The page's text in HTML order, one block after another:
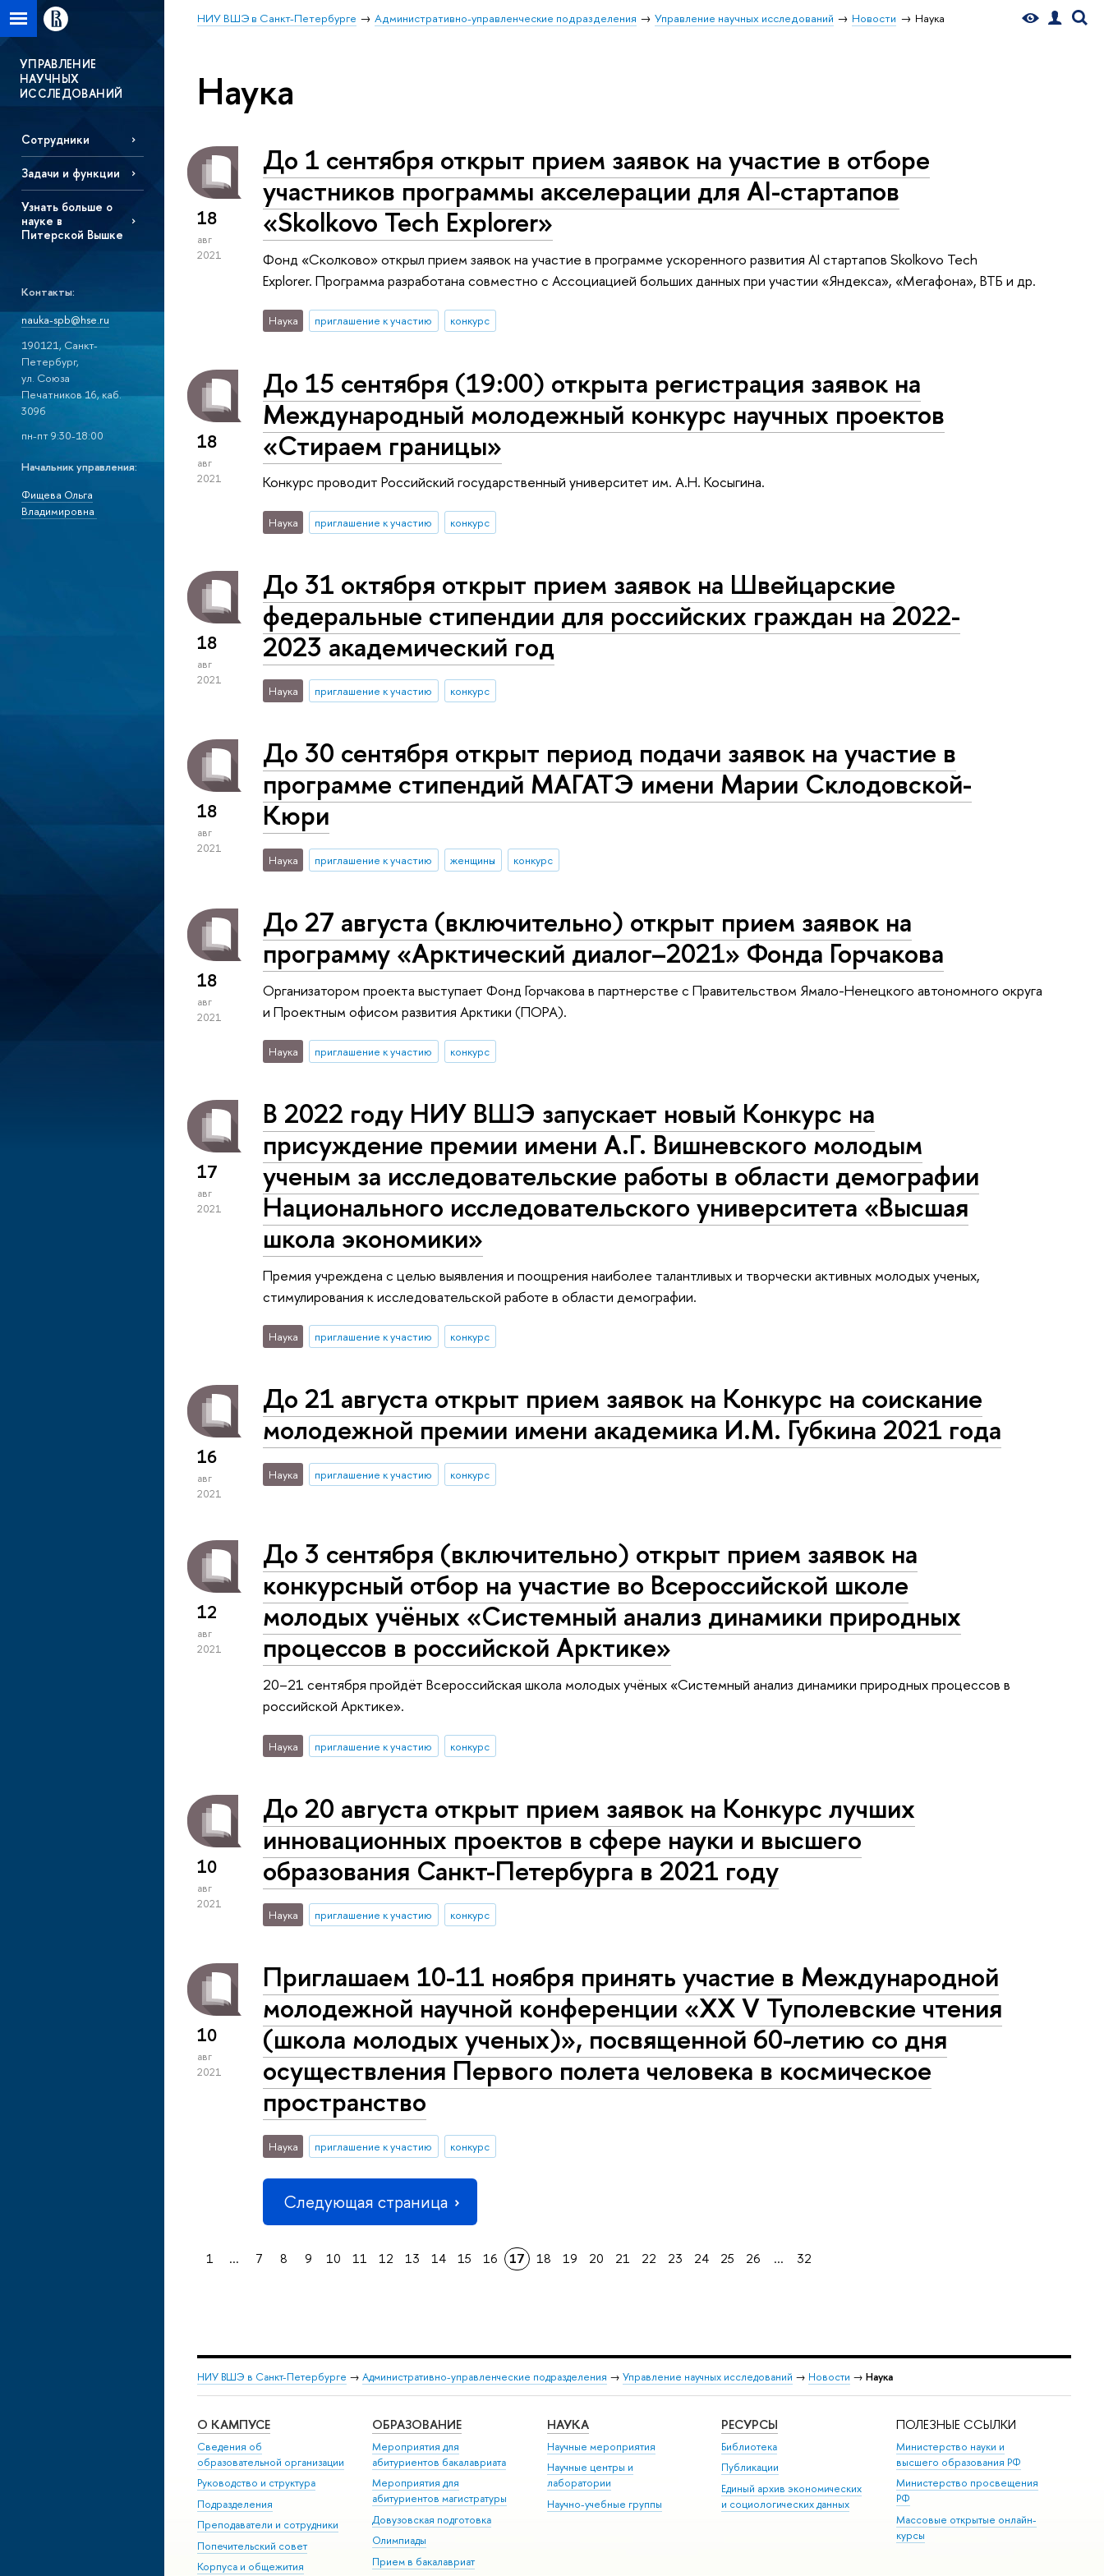
НИУ ВШЭ в Санкт-Петербурге Административно-управленческие подразделения Управление научных исследований Новости Наука
УПРАВЛЕНИЕ
НАУЧНЫХ
ИССЛЕДОВАНИЙ
Сотрудники
Задачи и функции
Узнать больше о
науке в
Питерской Вышке
Контакты:
nauka-spb@hse.ru
190121, Санкт-
Петербург,
ул. Союза
Печатников 16, каб.
309б
пн-пт 9:30-18:00
Начальник управления:
Фищева Ольга
Владимировна
Наука
18
авг
2021
До 1 сентября открыт прием заявок на участие в отборе
участников программы акселерации для AI-стартапов
«Skolkovo Tech Explorer»
Фонд «Сколково» открыл прием заявок на участие в программе ускоренного развития AI стартапов Skolkovo Tech
Explorer. Программа разработана совместно с Ассоциацией больших данных при участии «Яндекса», «Мегафона», ВТБ и др.
Наука приглашение к участию конкурс
18
авг
2021
До 15 сентября (19:00) открыта регистрация заявок на
Международный молодежный конкурс научных проектов
«Стираем границы»
Конкурс проводит Российский государственный университет им. А.Н. Косыгина.
Наука приглашение к участию конкурс
18
авг
2021
До 31 октября открыт прием заявок на Швейцарские
федеральные стипендии для российских граждан на 2022-
2023 академический год
Наука приглашение к участию конкурс
18
авг
2021
До 30 сентября открыт период подачи заявок на участие в
программе стипендий МАГАТЭ имени Марии Склодовской-
Кюри
Наука приглашение к участию женщины конкурс
18
авг
2021
До 27 августа (включительно) открыт прием заявок на
программу «Арктический диалог–2021» Фонда Горчакова
Организатором проекта выступает Фонд Горчакова в партнерстве с Правительством Ямало-Ненецкого автономного округа
и Проектным офисом развития Арктики (ПОРА).
Наука приглашение к участию конкурс
17
авг
2021
В 2022 году НИУ ВШЭ запускает новый Конкурс на
присуждение премии имени А.Г. Вишневского молодым
ученым за исследовательские работы в области демографии
Национального исследовательского университета «Высшая
школа экономики»
Премия учреждена с целью выявления и поощрения наиболее талантливых и творчески активных молодых ученых,
стимулирования к исследовательской работе в области демографии.
Наука приглашение к участию конкурс
16
авг
2021
До 21 августа открыт прием заявок на Конкурс на соискание
молодежной премии имени академика И.М. Губкина 2021 года
Наука приглашение к участию конкурс
12
авг
2021
До 3 сентября (включительно) открыт прием заявок на
конкурсный отбор на участие во Всероссийской школе
молодых учёных «Системный анализ динамики природных
процессов в российской Арктике»
20–21 сентября пройдёт Всероссийская школа молодых учёных «Системный анализ динамики природных процессов в
российской Арктике».
Наука приглашение к участию конкурс
10
авг
2021
До 20 августа открыт прием заявок на Конкурс лучших
инновационных проектов в сфере науки и высшего
образования Санкт-Петербурга в 2021 году
Наука приглашение к участию конкурс
10
авг
2021
Приглашаем 10-11 ноября принять участие в Международной
молодежной научной конференции «XX V Туполевские чтения
(школа молодых ученых)», посвященной 60-летию со дня
осуществления Первого полета человека в космическое
пространство
Наука приглашение к участию конкурс
Следующая страница
1 ... 7 8 9 10 11 12 13 14 15 16 17 18 19 20 21 22 23 24 25 26 ... 32
НИУ ВШЭ в Санкт-Петербурге → Административно-управленческие подразделения → Управление научных исследований → Новости → Наука
О КАМПУСЕ
Сведения об
образовательной организации
Руководство и структура
Подразделения
Преподаватели и сотрудники
Попечительский совет
Корпуса и общежития
ОБРАЗОВАНИЕ
Мероприятия для
абитуриентов бакалавриата
Мероприятия для
абитуриентов магистратуры
Довузовская подготовка
Олимпиады
Прием в бакалавриат
НАУКА
Научные мероприятия
Научные центры и
лаборатории
Научно-учебные группы
РЕСУРСЫ
Библиотека
Публикации
Единый архив экономических
и социологических данных
ПОЛЕЗНЫЕ ССЫЛКИ
Министерство науки и
высшего образования РФ
Министерство просвещения
РФ
Массовые открытые онлайн-
курсы